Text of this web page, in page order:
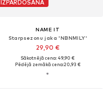
IZPĀRDOŠANA
NAME IT
Starpsezonu jaka 'NBNMILY'
29,90 €
Sākotnējā cena: 49,90 €
Pēdējā zemākā cena:20,93 €